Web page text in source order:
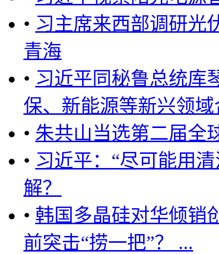
• 习主席来西部调研光
青海
• 习近平同秘鲁总统库
保、新能源等新兴领域
• 朱共山当选第二届全
• 习近平：“尽可能用
解？
• 韩国多晶硅对华倾销
前突击“捞一把”？ ...